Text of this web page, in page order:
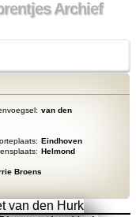
Archief
van den
Eindhoven
Helmond
Broens